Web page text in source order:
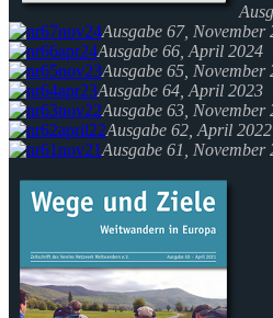
Ausgabe 67, November
Ausgabe 66, April 2024
Ausgabe 65, November
Ausgabe 64, April 2023
Ausgabe 63, November
Ausgabe 62, April 2022
Ausgabe 61, November